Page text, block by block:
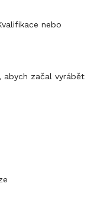
nebo
abych začal vyrábět